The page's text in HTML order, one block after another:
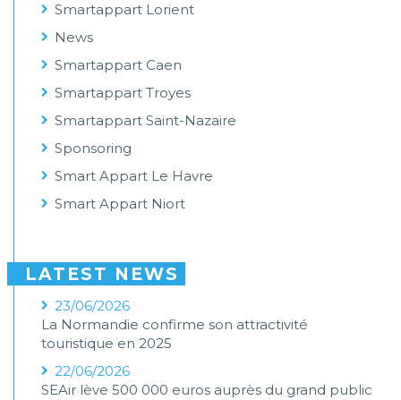
Smartappart Lorient
News
Smartappart Caen
Smartappart Troyes
Smartappart Saint-Nazaire
Sponsoring
Smart Appart Le Havre
Smart Appart Niort
LATEST NEWS
23/06/2026
La Normandie confirme son attractivité
touristique en 2025
22/06/2026
SEAir lève 500 000 euros auprès du grand public